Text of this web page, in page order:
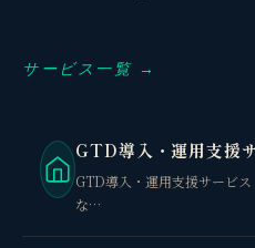
サービス一覧 →
GTD導入・運用支援
GTD導入・運用支援サービ
な…